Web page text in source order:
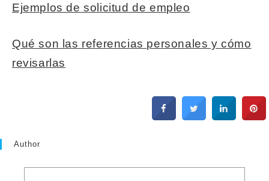
Ejemplos de solicitud de empleo
Qué son las referencias personales y cómo
revisarlas
Author